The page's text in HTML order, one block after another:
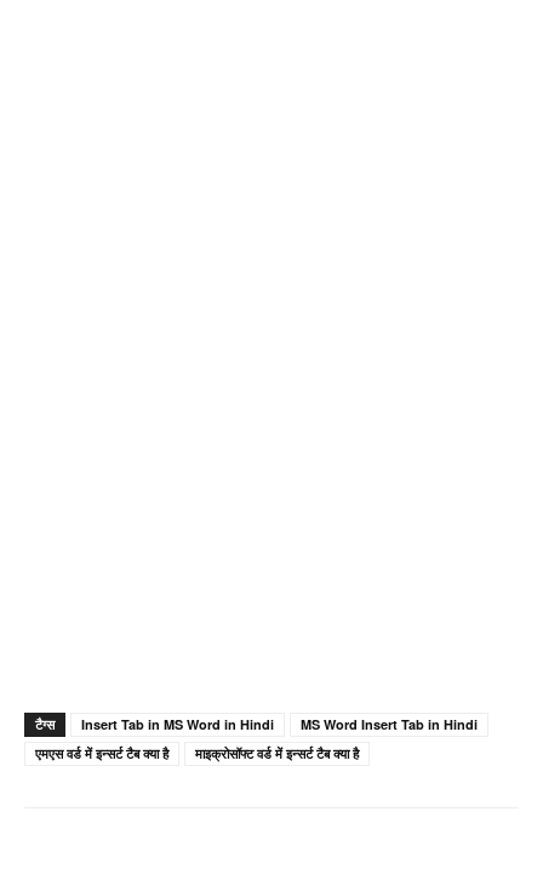
टैग्स Insert Tab in MS Word in Hindi
MS Word Insert Tab in Hindi
एमएस वर्ड में इन्सर्ट टैब क्या है
माइक्रोसॉफ्ट वर्ड में इन्सर्ट टैब क्या है